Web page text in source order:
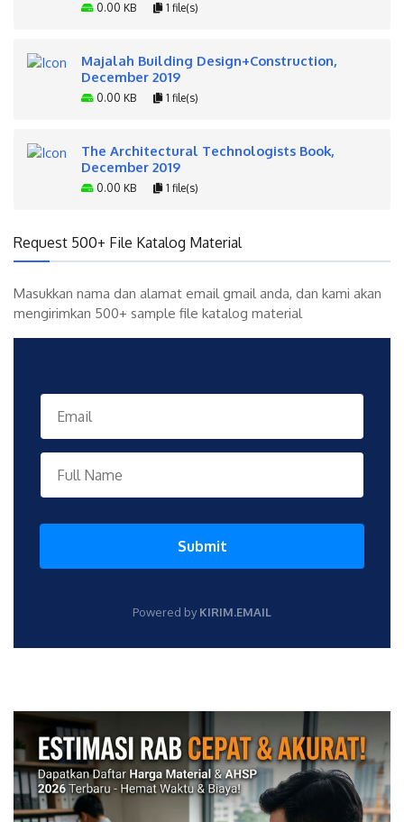
0.00 KB 1 file(s)
Majalah Building Design+Construction,
December 2019
0.00 KB 1 file(s)
The Architectural Technologists Book,
December 2019
0.00 KB 1 file(s)
Request 500+ File Katalog Material
Masukkan nama dan alamat email gmail anda, dan kami akan
mengirimkan 500+ sample file katalog material
Submit
Powered byKIRIM.EMAIL